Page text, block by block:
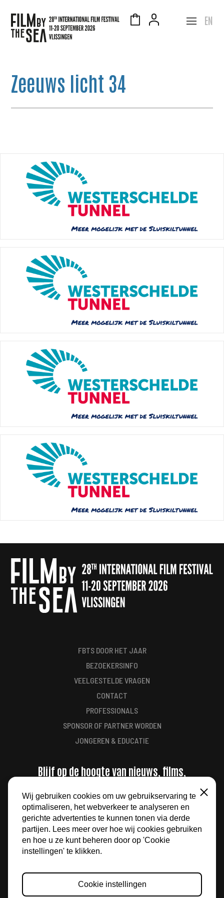
EN
Zeeuws licht 34
FBTS DOOR HET JAAR
BEZOEKERSINFO
VEELGESTELDE VRAGEN
CONTACT
PROFESSIONALS
SPONSOR OF PARTNER WORDEN
JONGEREN & EDUCATIE
Blijf op de hoogte van nieuws, films,
AANMELDEN
Wij gebruiken cookies om uw gebruikservaring te
optimaliseren, het webverkeer te analyseren en
gerichte advertenties te kunnen tonen via derde
partijen. Lees meer over hoe wij cookies gebruiken
en hoe u ze kunt beheren door op 'Cookie
instellingen' te klikken.
Sluiten
Cookie instellingen